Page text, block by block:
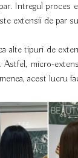
Intregul proces
extensii de par
alte tipuri de
Astfel, micro-
acest lucru